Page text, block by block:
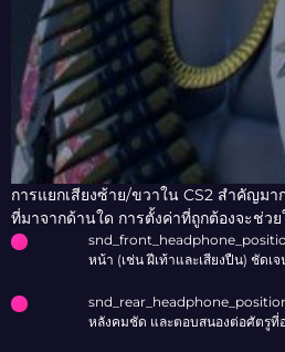
การแยกเสียงซ้าย/ขวาใน CS2 สำคัญมา
ที่มาจากด้านใด การตั้งค่าที่ถูกต้องจะช่ว
หน้า (เช่น ฝีเท้าและเสียงปืน) ชัดเ
หลังคมชัด และตอบสนองต่อศัตรูที่